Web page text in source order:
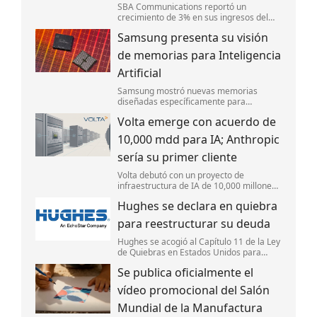
SBA Communications reportó un
crecimiento de 3% en sus ingresos del
perspectivas financieras para el año.
Samsung presenta su visión
de memorias para Inteligencia
Artificial
Samsung mostró nuevas memorias
diseñadas específicamente para
la eficiencia energética.
Volta emerge con acuerdo de
10,000 mdd para IA; Anthropic
sería su primer cliente
Volta debutó con un proyecto de
infraestructura de IA de 10,000 millones
Nvidia. Anthropic sería su primer cliente
para capacidad de cómputo.
Hughes se declara en quiebra
para reestructurar su deuda
Hughes se acogió al Capítulo 11 de la Ley
de Quiebras en Estados Unidos para
estructura de capital y mantener la
continuidad de sus operaciones.
Se publica oficialmente el
vídeo promocional del Salón
Mundial de la Manufactura